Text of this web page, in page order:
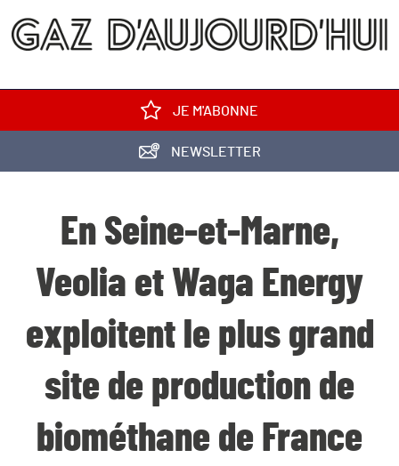
JE M'ABONNE
NEWSLETTER
En Seine-et-Marne,
Veolia et Waga Energy
exploitent le plus grand
site de production de
biométhane de France